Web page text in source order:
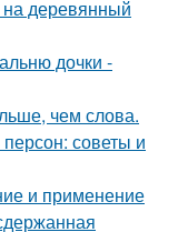
на деревянный
дочки -
чем слова.
советы и
и применение